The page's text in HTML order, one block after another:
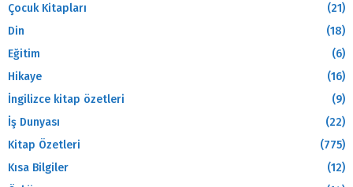
Çocuk Kitapları
(21)
Din
(18)
Eğitim
(6)
Hikaye
(16)
İngilizce kitap özetleri
(9)
İş Dunyası
(22)
Kitap Özetleri
(775)
Kısa Bilgiler
(12)